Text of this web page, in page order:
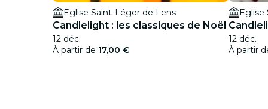
Eglise Saint-Léger de Lens
Candlelight : les classiques de Noël
12 déc.
À partir de 17,00 €
Eglise
12 déc.
À partir